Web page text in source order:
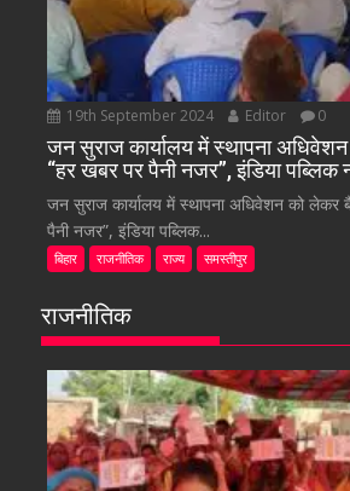
19th September 2024 Editor 0
जन सुराज कार्यालय में स्थापना
“हर खबर पर पैनी नजर”, इंडिया पब्लिक
जन सुराज कार्यालय में स्थापना अधिवेशन को
पैनी नजर”, इंडिया पब्लिक...
बिहार राजनीतिक राज्य समस्तीपुर
राजनीतिक